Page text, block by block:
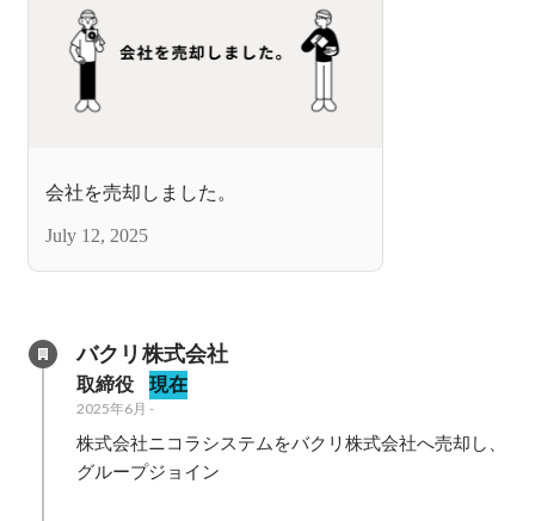
会社を売却しました。
July 12, 2025
バクリ株式会社
取締役 現在
2025年6月 -
株式会社ニコラシステムをバクリ株式会社へ売却し、
グループジョイン